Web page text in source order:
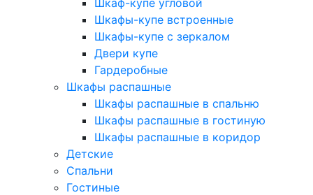
Шкаф-купе угловой
Шкафы-купе встроенные
Шкафы-купе с зеркалом
Двери купе
Гардеробные
Шкафы распашные
Шкафы распашные в спальню
Шкафы распашные в гостиную
Шкафы распашные в коридор
Детские
Спальни
Гостиные